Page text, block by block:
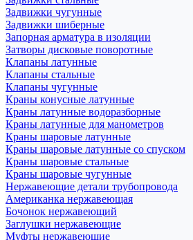
Задвижки чугунные
Задвижки шиберные
Запорная арматура в изоляции
Затворы дисковые поворотные
Клапаны латунные
Клапаны стальные
Клапаны чугунные
Краны конусные латунные
Краны латунные водоразборные
Краны латунные для манометров
Краны шаровые латунные
Краны шаровые латунные со спуском
Краны шаровые стальные
Краны шаровые чугунные
Нержавеющие детали трубопровода
Американка нержавеющая
Бочонок нержавеющий
Заглушки нержавеющие
Муфты нержавеющие